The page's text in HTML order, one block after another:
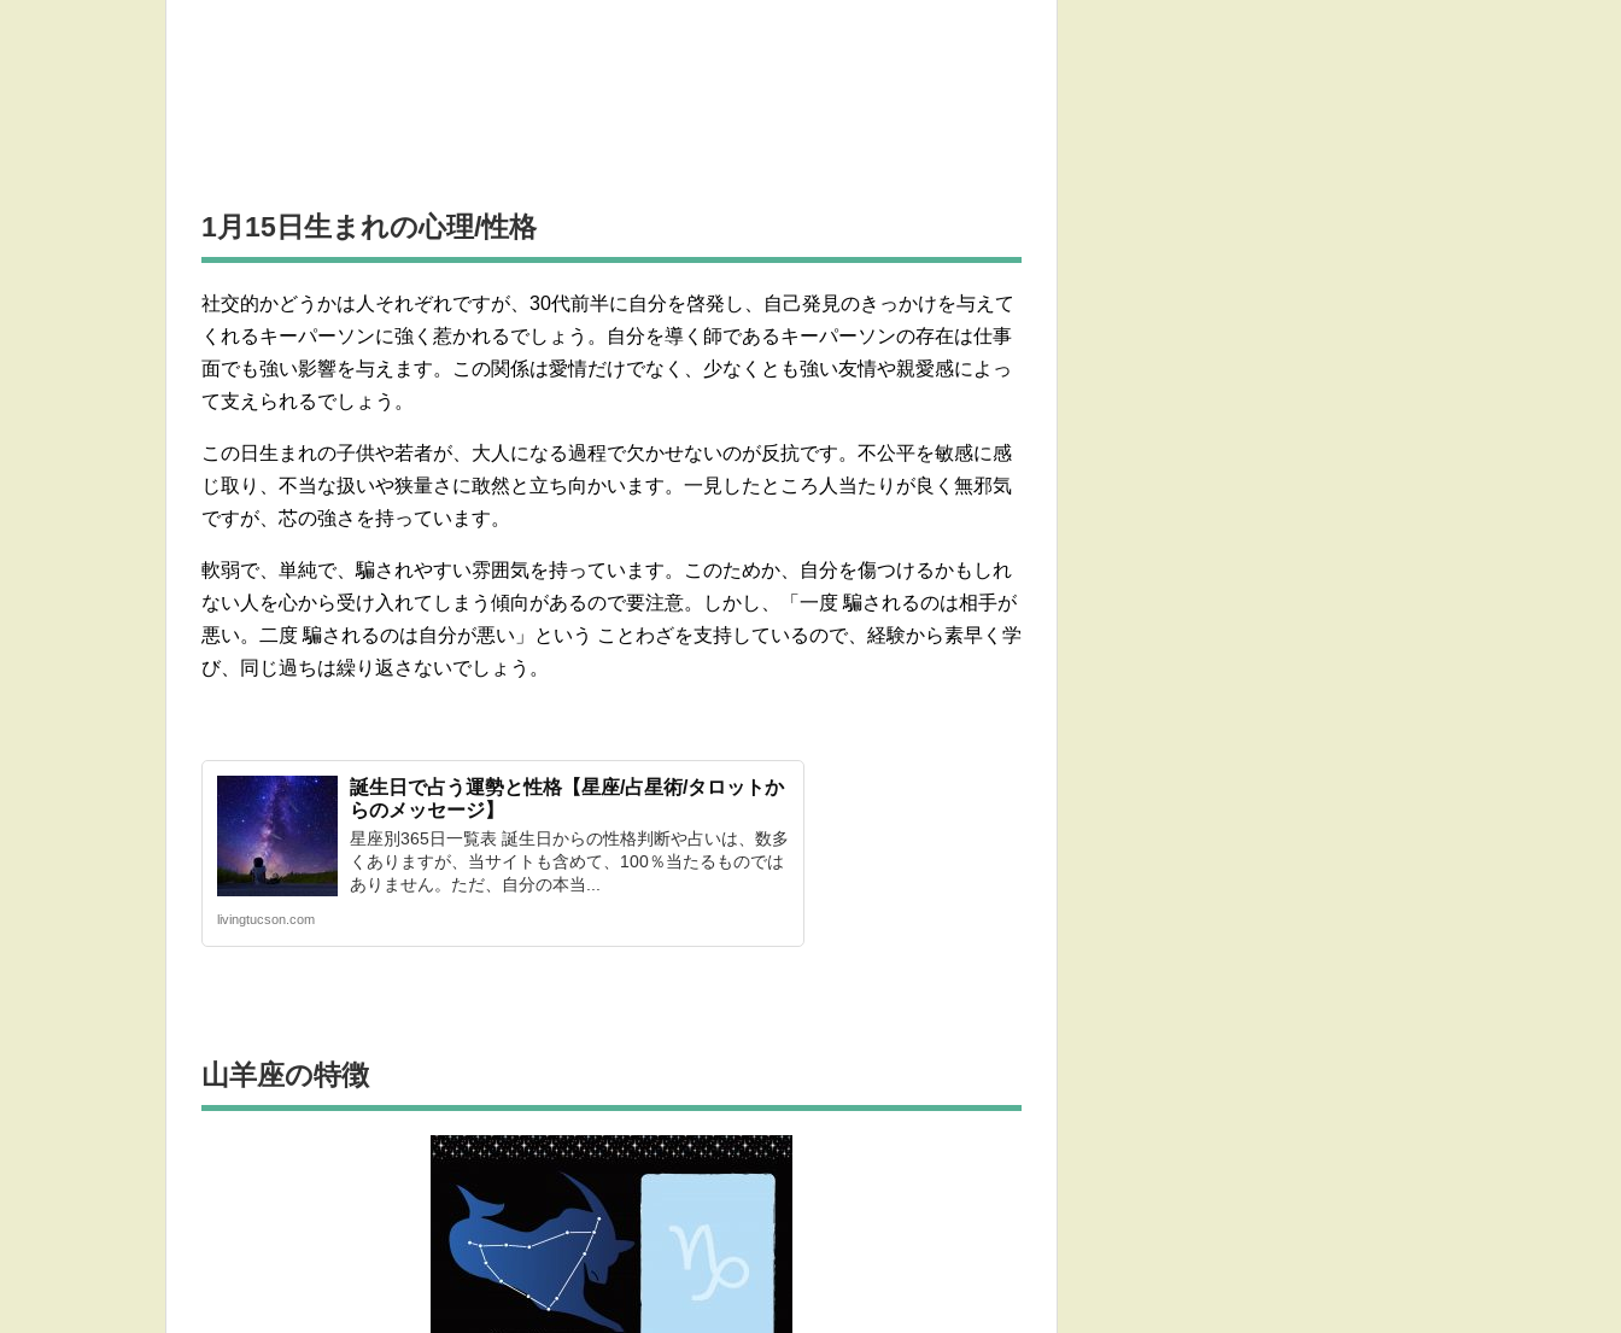
1月15日生まれの心理/性格
社交的かどうかは人それぞれですが、30代前半に自分を啓発し、自己発見のきっかけを与えて
くれるキーパーソンに強く惹かれるでしょう。自分を導く師であるキーパーソンの存在は仕事
面でも強い影響を与えます。この関係は愛情だけでなく、少なくとも強い友情や親愛感によっ
て支えられるでしょう。
この日生まれの子供や若者が、大人になる過程で欠かせないのが反抗です。不公平を敏感に感
じ取り、不当な扱いや狭量さに敢然と立ち向かいます。一見したところ人当たりが良く無邪気
ですが、芯の強さを持っています。
軟弱で、単純で、騙されやすい雰囲気を持っています。このためか、自分を傷つけるかもしれ
ない人を心から受け入れてしまう傾向があるので要注意。しかし、「一度 騙されるのは相手が
悪い。二度 騙されるのは自分が悪い」という ことわざを支持しているので、経験から素早く学
び、同じ過ちは繰り返さないでしょう。
誕生日で占う運勢と性格【星座/占星術/タロットか
らのメッセージ】
星座別365日一覧表 誕生日からの性格判断や占いは、数多
くありますが、当サイトも含めて、100％当たるものでは
ありません。ただ、自分の本当...
livingtucson.com
山羊座の特徴